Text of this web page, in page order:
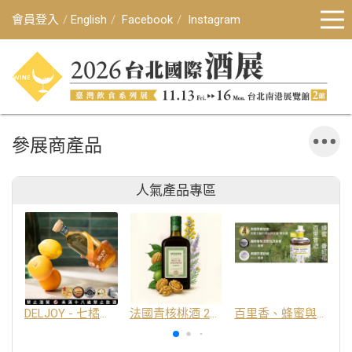
會員登入 English Facebook Instagram
參展商產品
人氣產品專區
DELJOY - 七橘干邑利口酒 24% 法國青核桃酒 25% 百里香、蜂蜜與番紅花酒